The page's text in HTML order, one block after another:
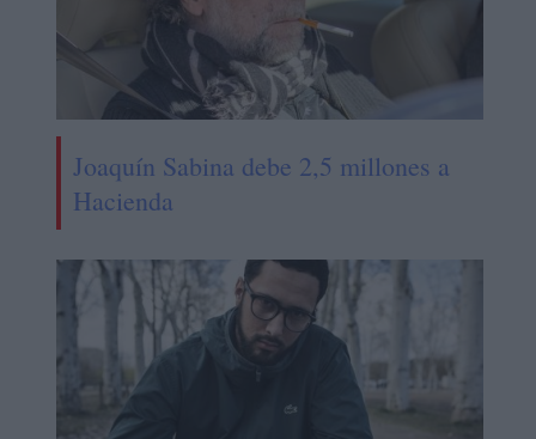
Joaquín Sabina debe 2,5 millones a
Hacienda